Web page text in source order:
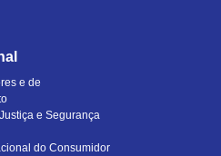
e de
e Segurança
do Consumidor